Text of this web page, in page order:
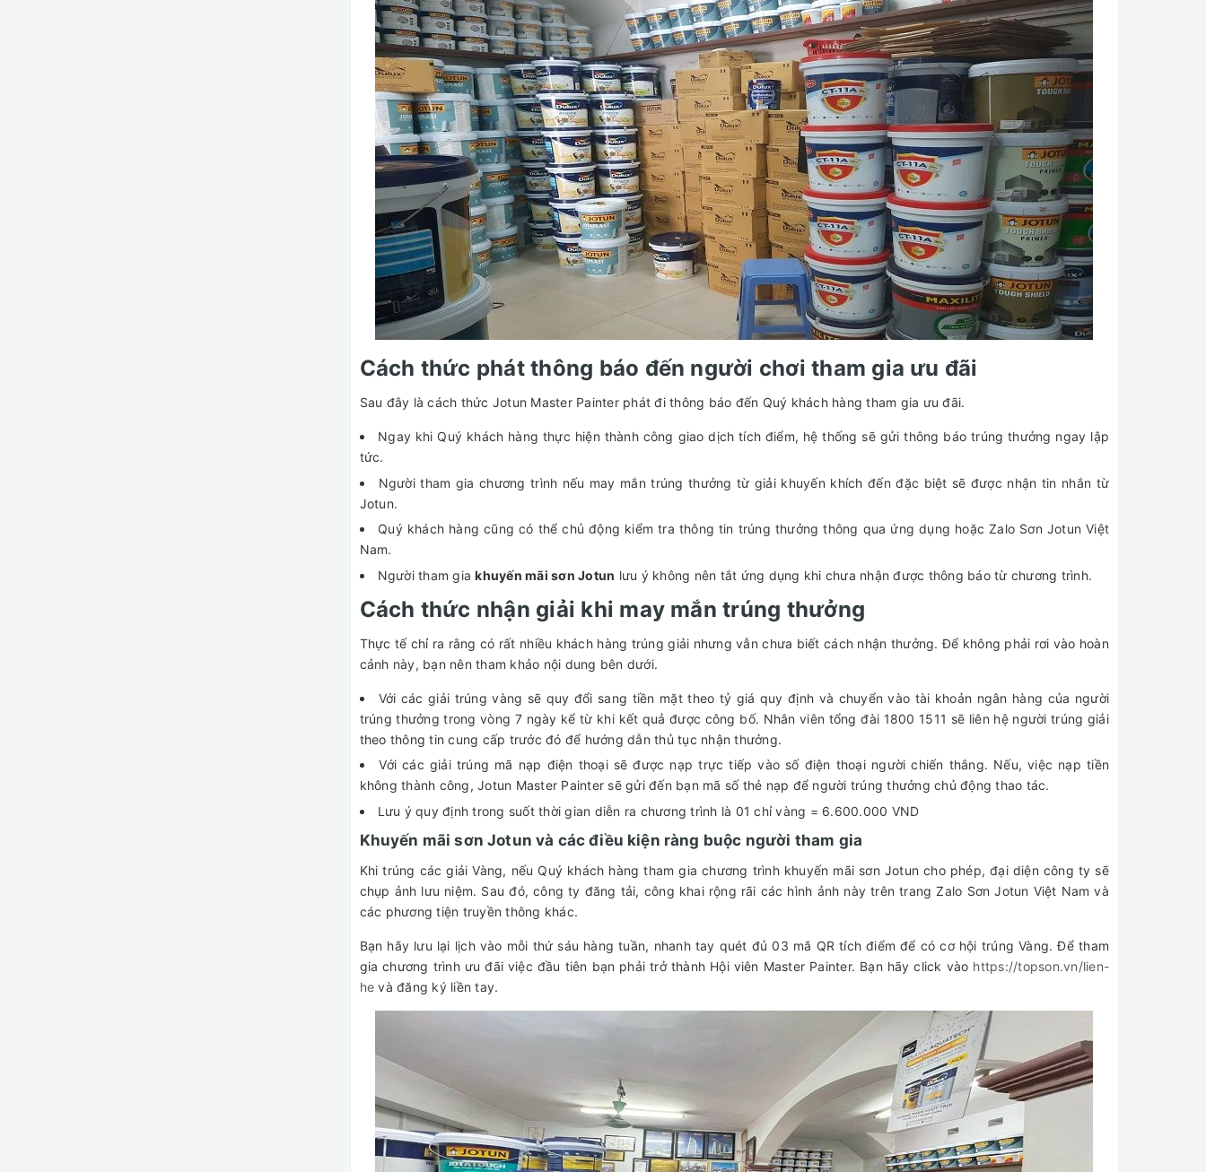
Cách thức phát thông báo đến người chơi tham gia ưu đãi
Sau đây là cách thức Jotun Master Painter phát đi thông báo đến Quý khách hàng tham gia ưu đãi.
Ngay khi Quý khách hàng thực hiện thành công giao dịch tích điểm, hệ thống sẽ gửi thông báo trúng thưởng ngay lập
tức.
Người tham gia chương trình nếu may mắn trúng thưởng từ giải khuyến khích đến đặc biệt sẽ được nhận tin nhắn từ
Jotun.
Quý khách hàng cũng có thể chủ động kiểm tra thông tin trúng thưởng thông qua ứng dụng hoặc Zalo Sơn Jotun Việt
Nam.
Người tham giakhuyến mãi sơn Jotun lưu ý không nên tắt ứng dụng khi chưa nhận được thông báo từ chương trình.
Cách thức nhận giải khi may mắn trúng thưởng
Thực tế chỉ ra rằng có rất nhiều khách hàng trúng giải nhưng vẫn chưa biết cách nhận thưởng. Để không phải rơi vào hoàn
cảnh này, bạn nên tham khảo nội dung bên dưới.
Với các giải trúng vàng sẽ quy đổi sang tiền mặt theo tỷ giá quy định và chuyển vào tài khoản ngân hàng của người
trúng thưởng trong vòng 7 ngày kể từ khi kết quả được công bố. Nhân viên tổng đài 1800 1511 sẽ liên hệ người trúng giải
theo thông tin cung cấp trước đó để hướng dẫn thủ tục nhận thưởng.
Với các giải trúng mã nạp điện thoại sẽ được nạp trực tiếp vào số điện thoại người chiến thắng. Nếu, việc nạp tiền
không thành công, Jotun Master Painter sẽ gửi đến bạn mã số thẻ nạp để người trúng thưởng chủ động thao tác.
Lưu ý quy định trong suốt thời gian diễn ra chương trình là 01 chỉ vàng = 6.600.000 VND
Khuyến mãi sơn Jotun và các điều kiện ràng buộc người tham gia
Khi trúng các giải Vàng, nếu Quý khách hàng tham gia chương trình khuyến mãi sơn Jotun cho phép, đại diện công ty sẽ
chụp ảnh lưu niệm. Sau đó, công ty đăng tải, công khai rộng rãi các hình ảnh này trên trang Zalo Sơn Jotun Việt Nam và
các phương tiện truyền thông khác.
Bạn hãy lưu lại lịch vào mỗi thứ sáu hàng tuần, nhanh tay quét đủ 03 mã QR tích điểm để có cơ hội trúng Vàng. Để tham
gia chương trình ưu đãi việc đầu tiên bạn phải trở thành Hội viên Master Painter. Bạn hãy click vào https://topson.vn/lien-
he và đăng ký liền tay.